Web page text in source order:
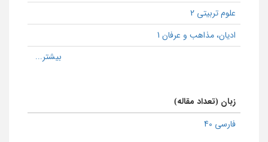
علوم تربیتی 2
ادیان، مذاهب و عرفان 1
زبان (تعداد مقاله)
فارسی 40